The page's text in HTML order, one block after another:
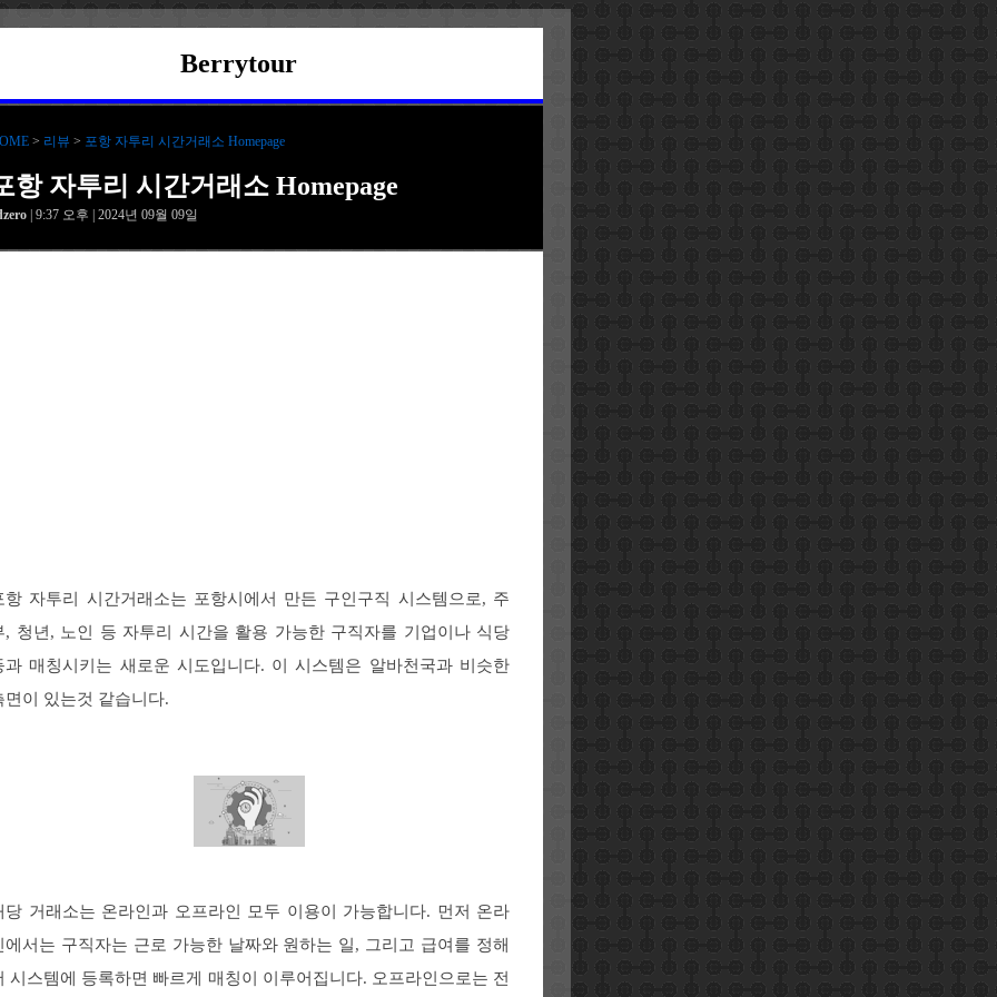
Berrytour
> 리뷰 > 포항 자투리 시간거래소 Homepage
항 자투리 시간거래소 Homepage
| 9:37 오후 | 2024년 09월 09일
항 자투리 시간거래소는 포항시에서 만든 구인구직 시스템으로, 주
, 청년, 노인 등 자투리 시간을 활용 가능한 구직자를 기업이나 식당
과 매칭시키는 새로운 시도입니다. 이 시스템은 알바천국과 비슷한
면이 있는것 같습니다.
당 거래소는 온라인과 오프라인 모두 이용이 가능합니다. 먼저 온라
에서는 구직자는 근로 가능한 날짜와 원하는 일, 그리고 급여를 정해
시스템에 등록하면 빠르게 매칭이 이루어집니다. 오프라인으로는 전